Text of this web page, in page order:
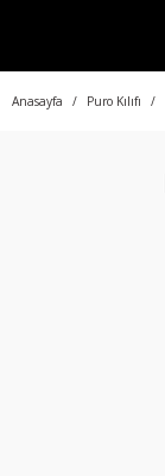
Anasayfa Puro Kılıfı